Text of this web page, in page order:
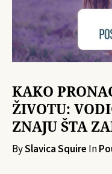
KAKO
ŽIVOTU:
ZNAJU ŠTA
BySlavica Squire In